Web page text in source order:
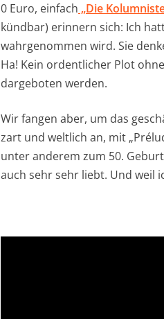
0 Euro, einfach „Die
kündbar) erinnern sich: Ich
wahrgenommen wird. Sie
Ha! Kein ordentlicher Plot
dargeboten werden.
Wir fangen aber, um das
zart und weltlich an, mit „
unter anderem zum 50.
auch sehr sehr liebt. Und weil